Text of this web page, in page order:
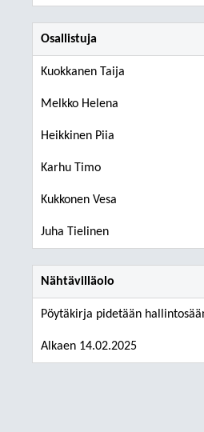
Osallistuja
Kuokkanen Taija
Melkko Helena
Heikkinen Piia
Karhu Timo
Kukkonen Vesa
Juha Tielinen
Nähtävilläolo
Pöytäkirja pidetään
Alkaen 14.02.2025